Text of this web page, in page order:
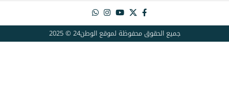
جميع الحقوق محفوظة لموقع الوطن24 © 2025